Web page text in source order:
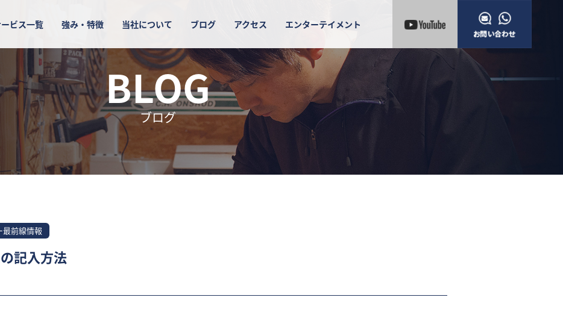
ビス一覧 強み・特徴 当社について ブログ アクセス エンターテイメント
BLOG
ブログ
最前線情報
記入方法